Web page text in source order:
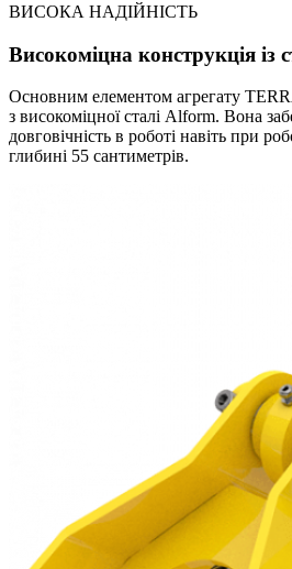
ВИСОКА НАДІЙНІСТЬ
Bисокоміцна конструкція із
Основним елементом агрегату
з високоміцної сталі Alform. Вона
довговічність в роботі навіть при
глибині 55 сантиметрів.